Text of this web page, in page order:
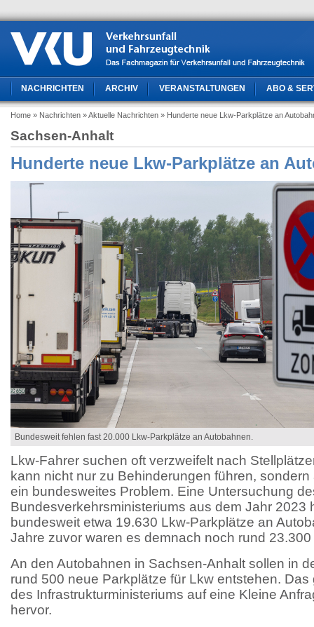
NACHRICHTEN ARCHIV VERANSTALTUNGEN ABO &
Home » Nachrichten » Aktuelle Nachrichten » Hunderte neue Lkw-Parkplätze an
Sachsen-Anhalt
Hunderte neue Lkw-Parkplätze an
Bundesweit fehlen fast 20.000 Lkw-Parkplätze an Autobahnen.
Lkw-Fahrer suchen oft verzweifelt nach
kann nicht nur zu Behinderungen führen,
ein bundesweites Problem. Eine Untersuchung
Bundesverkehrsministeriums aus dem Jahr 2023
bundesweit etwa 19.630 Lkw-Parkplätze an
Jahre zuvor waren es demnach noch rund 23.300
An den Autobahnen in Sachsen-Anhalt sollen in
rund 500 neue Parkplätze für Lkw entstehen. Das
des Infrastrukturministeriums auf eine Kleine
hervor.